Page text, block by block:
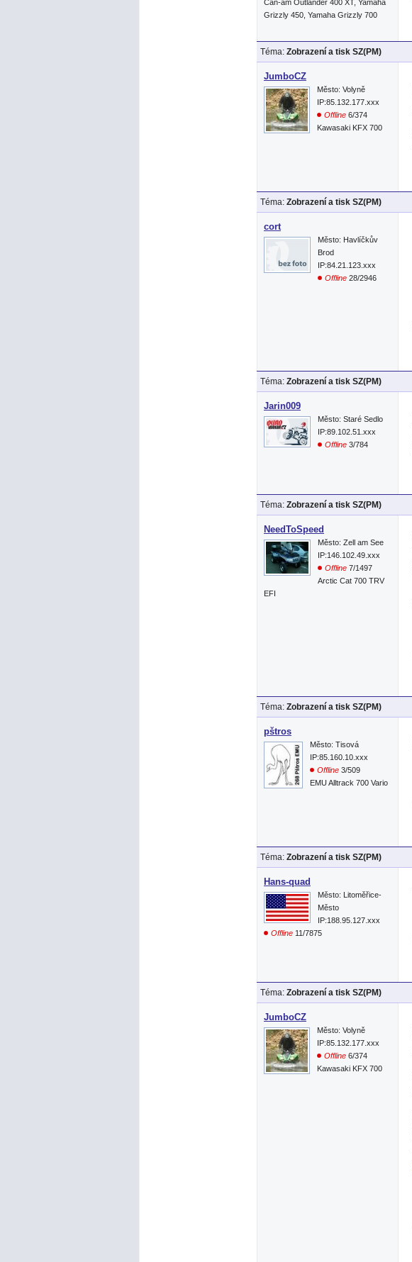
Can-am Outlander 400 XT, Yamaha
Grizzly 450, Yamaha Grizzly 700
Téma: Zobrazení a tisk SZ(PM)
JumboCZ
Město: Volyně
IP:85.132.177.xxx
Offline 6/374
Kawasaki KFX 700
Téma: Zobrazení a tisk SZ(PM)
cort
Město: Havlíčkův
Brod
IP:84.21.123.xxx
Offline 28/2946
Téma: Zobrazení a tisk SZ(PM)
Jarin009
Město: Staré Sedlo
IP:89.102.51.xxx
Offline 3/784
Téma: Zobrazení a tisk SZ(PM)
NeedToSpeed
Město: Zell am See
IP:146.102.49.xxx
Offline 7/1497
Arctic Cat 700 TRV
EFI
Téma: Zobrazení a tisk SZ(PM)
pštros
Město: Tisová
IP:85.160.10.xxx
Offline 3/509
EMU Alltrack 700 Vario
Téma: Zobrazení a tisk SZ(PM)
Hans-quad
Město: Litoměřice-
Město
IP:188.95.127.xxx
Offline 11/7875
Téma: Zobrazení a tisk SZ(PM)
JumboCZ
Město: Volyně
IP:85.132.177.xxx
Offline 6/374
Kawasaki KFX 700